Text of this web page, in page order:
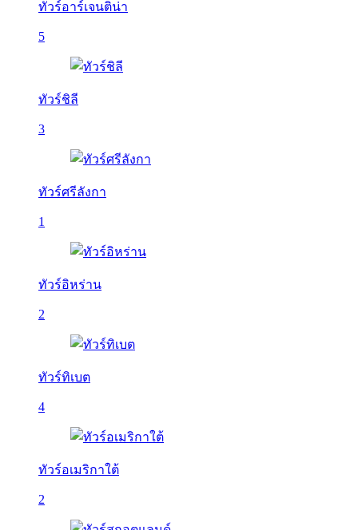
ทัวร์อาร์เจนติน่า
5
ทัวร์ชิลี
3
ทัวร์ศรีลังกา
1
ทัวร์อิหร่าน
2
ทัวร์ทิเบต
4
ทัวร์อเมริกาใต้
2